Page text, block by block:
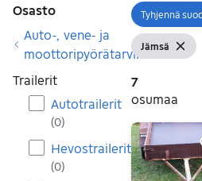
Suodattimet
Osasto
Auto-, vene- ja
moottoripyörätarvikkeet
Trailerit
Autotrailerit
(0)
Hevostrailerit
(0)
Avaa suodatin
Tyhjennä
Näytä
Jämsä
7
osumaa
7 tulos(ta)